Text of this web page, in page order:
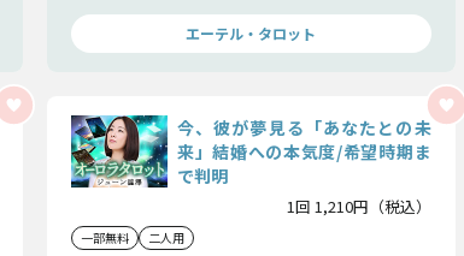
エーテル・タロット
今、彼が夢見る「あなたとの未
来」結婚への本気度/希望時期ま
で判明
1回 1,210円（税込）
一部無料 二人用